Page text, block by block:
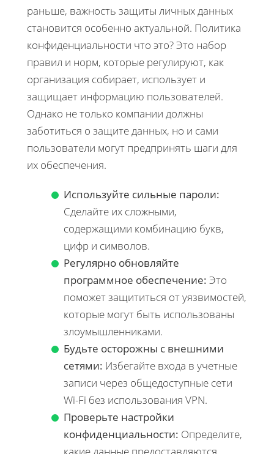
раньше, важность защиты личных данных
становится особенно актуальной. Политика
конфиденциальности что это? Это набор
правил и норм, которые регулируют, как
организация собирает, использует и
защищает информацию пользователей.
Однако не только компании должны
заботиться о защите данных, но и сами
пользователи могут предпринять шаги для
их обеспечения.
Используйте сильные пароли:
Сделайте их сложными,
содержащими комбинацию букв,
цифр и символов.
Регулярно обновляйте
программное обеспечение: Это
поможет защититься от уязвимостей,
которые могут быть использованы
злоумышленниками.
Будьте осторожны с внешними
сетями: Избегайте входа в учетные
записи через общедоступные сети
Wi-Fi без использования VPN.
Проверьте настройки
конфиденциальности: Определите,